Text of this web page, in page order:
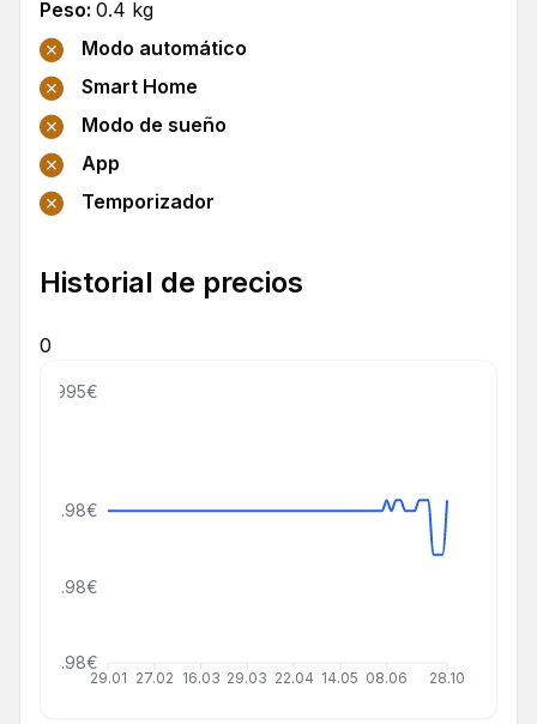
Peso: 0.4 kg
Modo automático
Smart Home
Modo de sueño
App
Temporizador
Historial de precios
0
29.01 27.02 16.03 29.03 22.04 14.05 08.06 28.10
14.98€
21.98€
28.98€